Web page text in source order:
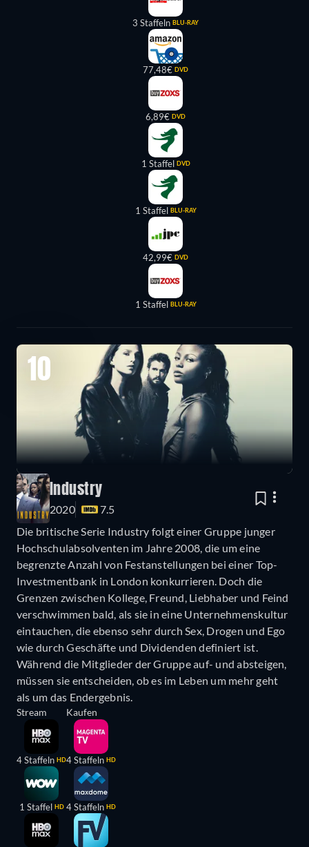
3 Staffeln BLU-RAY
77,48€ DVD
6,89€ DVD
1 Staffel DVD
1 Staffel BLU-RAY
42,99€ DVD
1 Staffel BLU-RAY
10
Industry
2020
7.5
Die britische Serie Industry folgt einer Gruppe junger
Hochschulabsolventen im Jahre 2008, die um eine
begrenzte Anzahl von Festanstellungen bei einer Top-
Investmentbank in London konkurrieren. Doch die
Grenzen zwischen Kollege, Freund, Liebhaber und Feind
verschwimmen bald, als sie in eine Unternehmenskultur
eintauchen, die ebenso sehr durch Sex, Drogen und Ego
wie durch Geschäfte und Dividenden definiert ist.
Während die Mitglieder der Gruppe auf- und absteigen,
müssen sie entscheiden, ob es im Leben um mehr geht
als um das Endergebnis.
Stream
4 Staffeln HD
1 Staffel HD
Kaufen
4 Staffeln HD
4 Staffeln HD